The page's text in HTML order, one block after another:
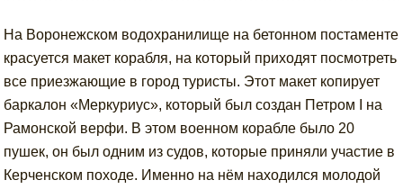
На Воронежском водохранилище на бетонном постаменте
красуется макет корабля, на который приходят посмотреть
все приезжающие в город туристы. Этот макет копирует
баркалон «Меркуриус», который был создан Петром I на
Рамонской верфи. В этом военном корабле было 20
пушек, он был одним из судов, которые приняли участие в
Керченском походе. Именно на нём находился молодой